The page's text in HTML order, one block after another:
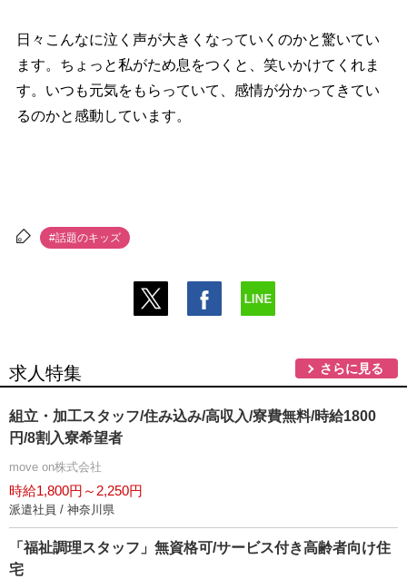
日々こんなに泣く声が大きくなっていくのかと驚いてい
ます。ちょっと私がため息をつくと、笑いかけてくれま
す。いつも元気をもらっていて、感情が分かってきてい
るのかと感動しています。
#話題のキッズ
求人特集 さらに見る
組立・加工スタッフ/住み込み/高収入/寮費無料/時給1800
円/8割入寮希望者
move on株式会社
時給1,800円～2,250円
派遣社員 / 神奈川県
「福祉調理スタッフ」無資格可/サービス付き高齢者向け住
宅